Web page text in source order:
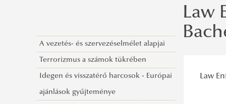
A vezetés- és szervezéselmélet alapjai
Terrorizmus a számok tükrében
Idegen és visszatérő harcosok - Európai
ajánlások gyűjteménye
Law
Law